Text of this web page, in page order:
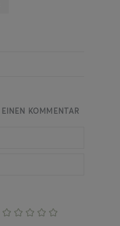
KOMMENTAR